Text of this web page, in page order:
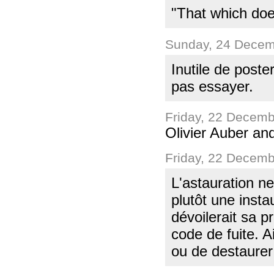
"That which
Sunday, 24
Inutile de
pas essayer.
Friday, 22
Olivier Auber
Friday, 22
L'astauration
plutôt une
dévoilerait sa
code de fuite.
ou de